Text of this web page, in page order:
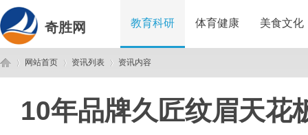
奇胜网 教育科研 体育健康 美食文化
网站首页 资讯列表
›
资讯内容
10年品牌久匠纹眉天花